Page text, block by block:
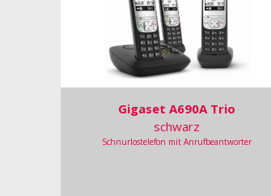
Gigaset A690A Trio
schwarz
Schnurlostelefon mit Anrufbeantworter